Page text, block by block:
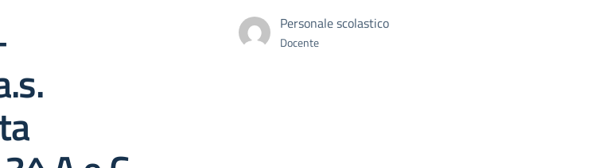
Personale scolastico
Docente